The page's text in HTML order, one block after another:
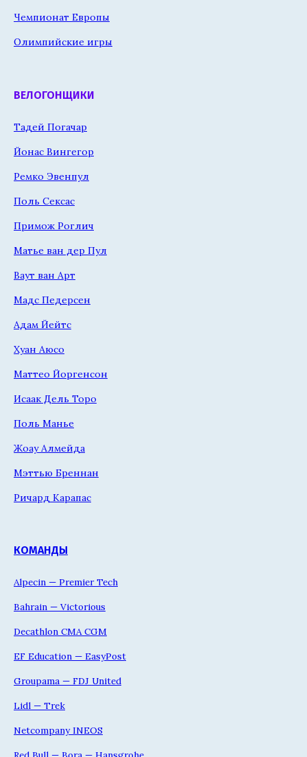
Чемпионат Европы
Олимпийские игры
ВЕЛОГОНЩИКИ
Тадей Погачар
Йонас Вингегор
Ремко Эвенпул
Поль Сексас
Примож Роглич
Матье ван дер Пул
Ваут ван Арт
Мадс Педерсен
Адам Йейтс
Хуан Аюсо
Маттео Йоргенсон
Исаак Дель Торо
Поль Манье
Жоау Алмейда
Мэттью Бреннан
Ричард Карапас
КОМАНДЫ
Alpecin — Premier Tech
Bahrain — Victorious
Decathlon CMA CGM
EF Education — EasyPost
Groupama — FDJ United
Lidl — Trek
Netcompany INEOS